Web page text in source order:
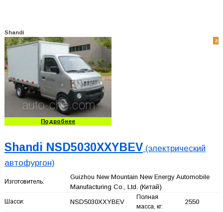
Shandi
2
Подробнее
Shandi NSD5030XXYBEV (электрический
автофургон)
Изготовитель:
Guizhou New Mountain New Energy Automobile
Manufacturing Co., Ltd. (Китай)
Шасси: NSD5030XXYBEV
Полная
масса, кг:
2550